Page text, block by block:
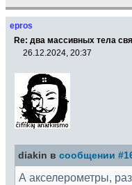
epros
Re: два массивных тела
26.12.2024, 20:37
diakin в сообщении
А акселерометры,